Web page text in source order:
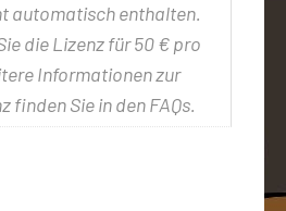
automatisch enthalten.
die Lizenz für 50 € pro
Informationen zur
finden Sie in den FAQs.